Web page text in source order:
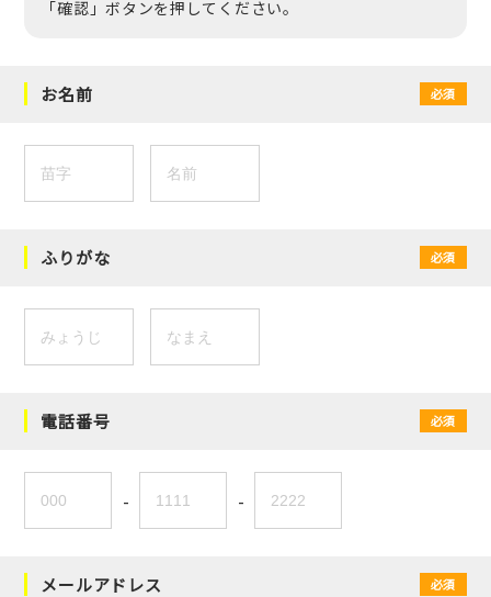
「確認」ボタンを押してください。
お名前 必須
ふりがな 必須
電話番号 必須
- -
メールアドレス 必須